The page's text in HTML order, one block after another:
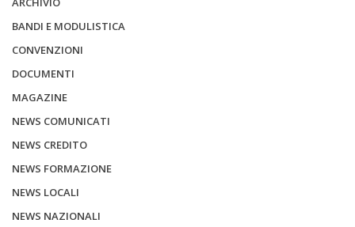
BANDI E MODULISTICA
CONVENZIONI
DOCUMENTI
MAGAZINE
NEWS COMUNICATI
NEWS CREDITO
NEWS FORMAZIONE
NEWS LOCALI
NEWS NAZIONALI